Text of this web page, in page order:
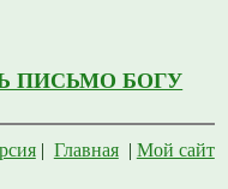
ПИСЬМО БОГУ
| Главная| Мой сайт